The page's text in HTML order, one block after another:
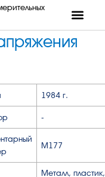
1984 г.
-
М177
Металл, пластик,